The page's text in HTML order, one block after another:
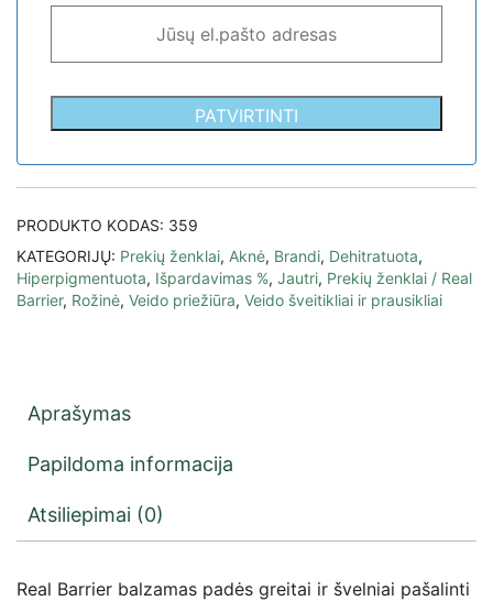
PATVIRTINTI
PRODUKTO KODAS: 359
KATEGORIJŲ: Prekių ženklai, Aknė, Brandi, Dehitratuota,
Hiperpigmentuota, Išpardavimas %, Jautri, Prekių ženklai / Real
Barrier, Rožinė, Veido priežiūra, Veido šveitikliai ir prausikliai
Aprašymas
Papildoma informacija
Atsiliepimai (0)
Real Barrier balzamas padės greitai ir švelniai pašalinti